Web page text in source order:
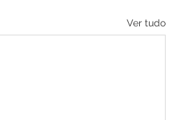
Ver tudo